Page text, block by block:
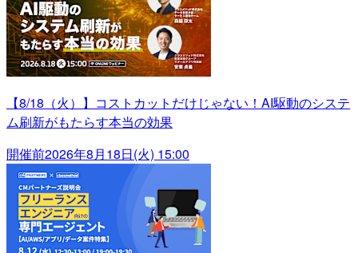
【8/18（火）】コストカットだけじゃない！AI駆動のシステ
ム刷新がもたらす本当の効果
開催前2026年8月18日(火) 15:00